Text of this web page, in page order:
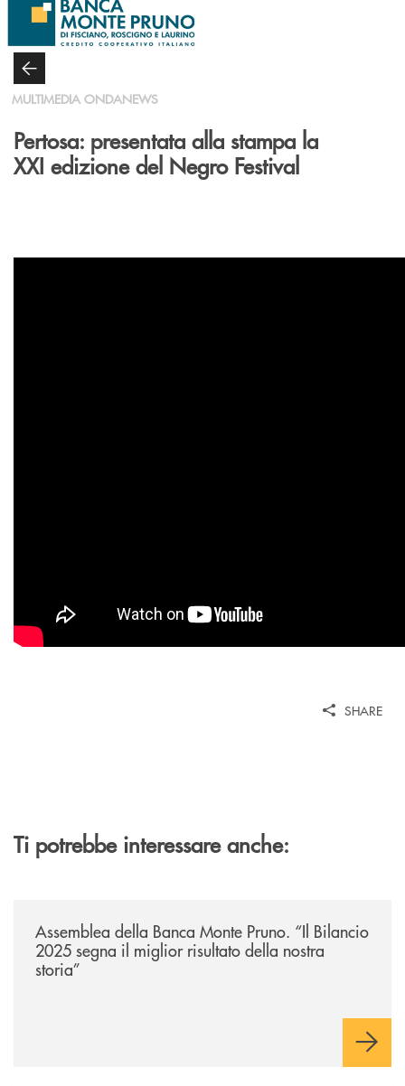
Salta al contenuto principale
MULTIMEDIA ONDANEWS
Pertosa: presentata alla stampa la
XXI edizione del Negro Festival
SHARE
Ti potrebbe interessare anche:
Assemblea della Banca Monte Pruno. “Il Bilancio
2025 segna il miglior risultato della nostra
storia”